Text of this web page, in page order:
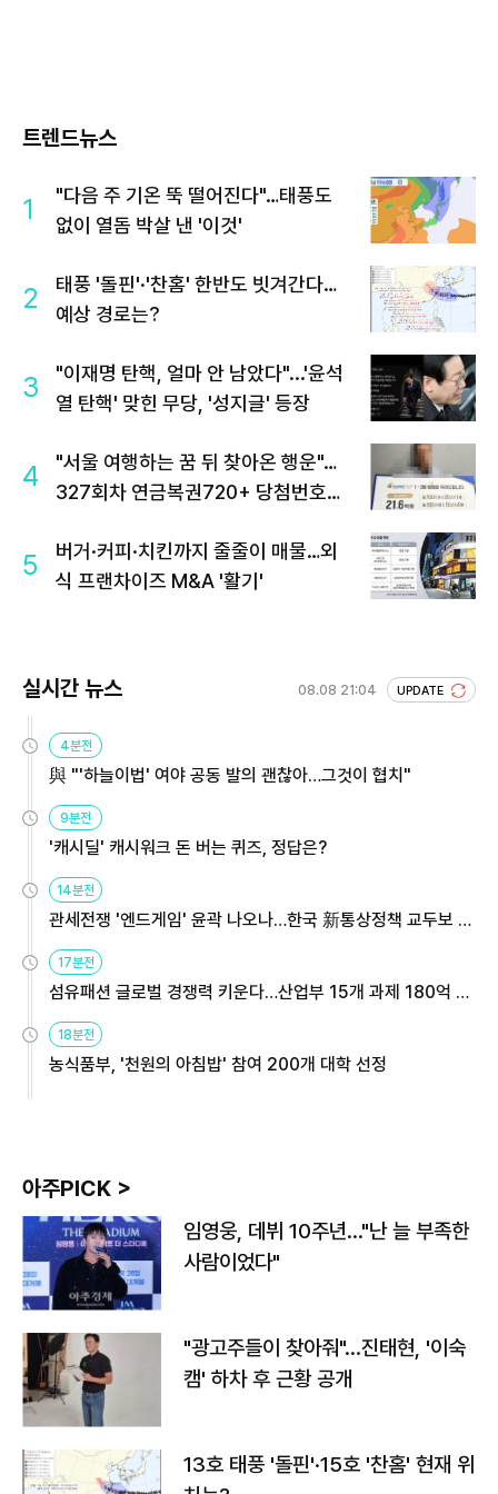
트렌드뉴스
1
"다음 주 기온 뚝 떨어진다"…태풍도
없이 열돔 박살 낸 '이것'
2
태풍 '돌핀'·'찬홈' 한반도 빗겨간다…
예상 경로는?
3
"이재명 탄핵, 얼마 안 남았다"...'윤석
열 탄핵' 맞힌 무당, '성지글' 등장
4
"서울 여행하는 꿈 뒤 찾아온 행운"…
327회차 연금복권720+ 당첨번호조
5
버거·커피·치킨까지 줄줄이 매물…외
식 프랜차이즈 M&A '활기'
실시간 뉴스 08.08 21:04 UPDATE
4분전
與 "'하늘이법' 여야 공동 발의 괜찮아…그것이 협치"
9분전
'캐시딜' 캐시워크 돈 버는 퀴즈, 정답은?
14분전
관세전쟁 '엔드게임' 윤곽 나오나…한국 新통상정책 교두보 활
17분전
섬유패션 글로벌 경쟁력 키운다…산업부 15개 과제 180억 지
18분전
농식품부, '천원의 아침밥' 참여 200개 대학 선정
아주PICK >
임영웅, 데뷔 10주년…"난 늘 부족한
사람이었다"
"광고주들이 찾아줘"…진태현, '이숙
캠' 하차 후 근황 공개
13호 태풍 '돌핀'·15호 '찬홈' 현재 위